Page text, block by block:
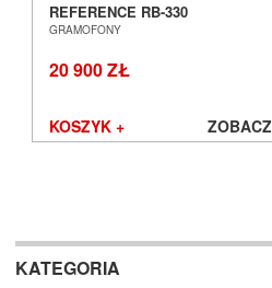
REFERENCE RB-330
GRAMOFON ANALOGOWY
GRAMOFONY
20 900 ZŁ
KOSZYK + ZOBACZ
KATEGORIA